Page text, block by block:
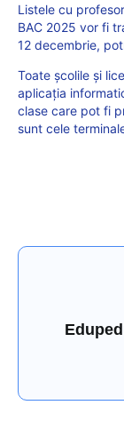
Listele cu
BAC 2025 vor fi
12 decembrie,
Toate școlile și
aplicația
clase care pot fi
sunt cele